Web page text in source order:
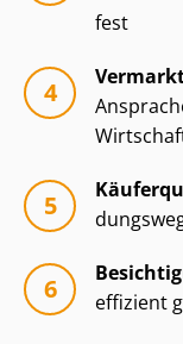
fest
effizient